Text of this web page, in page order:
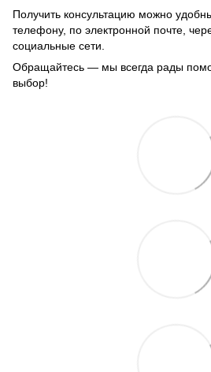
Получить консультацию можно
телефону, по электронной почте,
социальные сети.
Обращайтесь — мы всегда рады
выбор!